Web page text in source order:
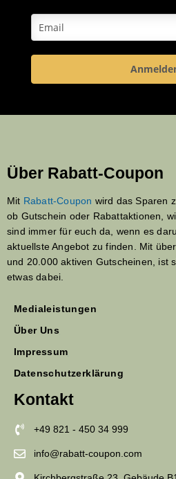
Über Rabatt-Coupon
Mit Rabatt-Coupon wird das Sparen
ob Gutschein oder Rabattaktionen,
sind immer für euch da, wenn es
aktuellste Angebot zu finden. Mit
und 20.000 aktiven Gutscheinen, ist
etwas dabei.
Medialeistungen
Über Uns
Impressum
Datenschutzerklärung
Kontakt
+49 821 - 450 34 999
info@rabatt-coupon.com